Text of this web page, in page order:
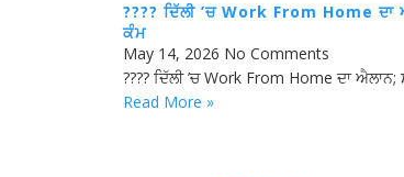
???? ਦਿੱਲੀ ’ਚ Work From Home
ਕੰਮ
May 14, 2026 No Comments
???? ਦਿੱਲੀ ’ਚ Work From Home ਦਾ
Read More »